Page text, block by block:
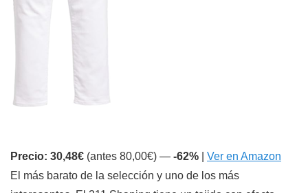
Precio: 30,48€ (antes 80,00€) — -62%
Ver en Amazon
El más barato de la selección y uno de los más